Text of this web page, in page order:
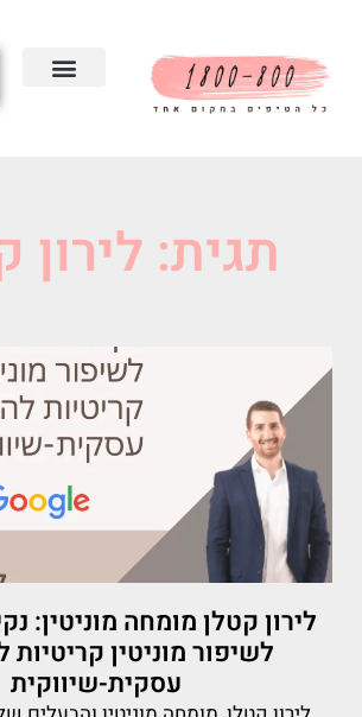
תגית: לירון
לירון קטלן מומחה מוניטין:
לשיפור מוניטין
עסקית-שיווקית